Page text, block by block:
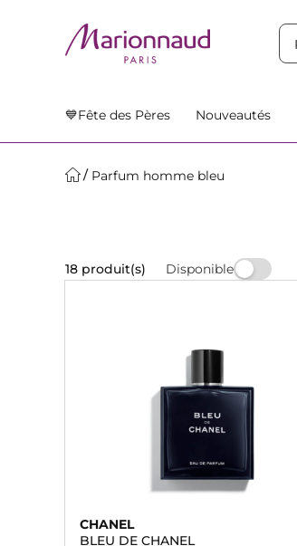
💙Fête des Pères Nouveautés
Parfum homme bleu
18 produit(s) Disponible
CHANEL
BLEU DE CHANEL